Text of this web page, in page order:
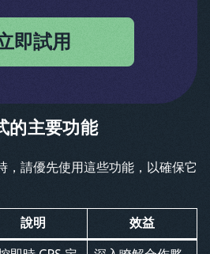
即試用
的主要功能
，請優先使用這些功能，以確保它
說明 效益